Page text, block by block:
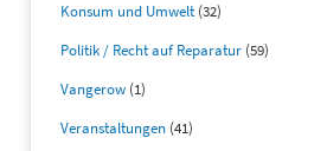
Konsum und Umwelt(32)
Politik / Recht auf Reparatur (59)
Vangerow (1)
Veranstaltungen (41)